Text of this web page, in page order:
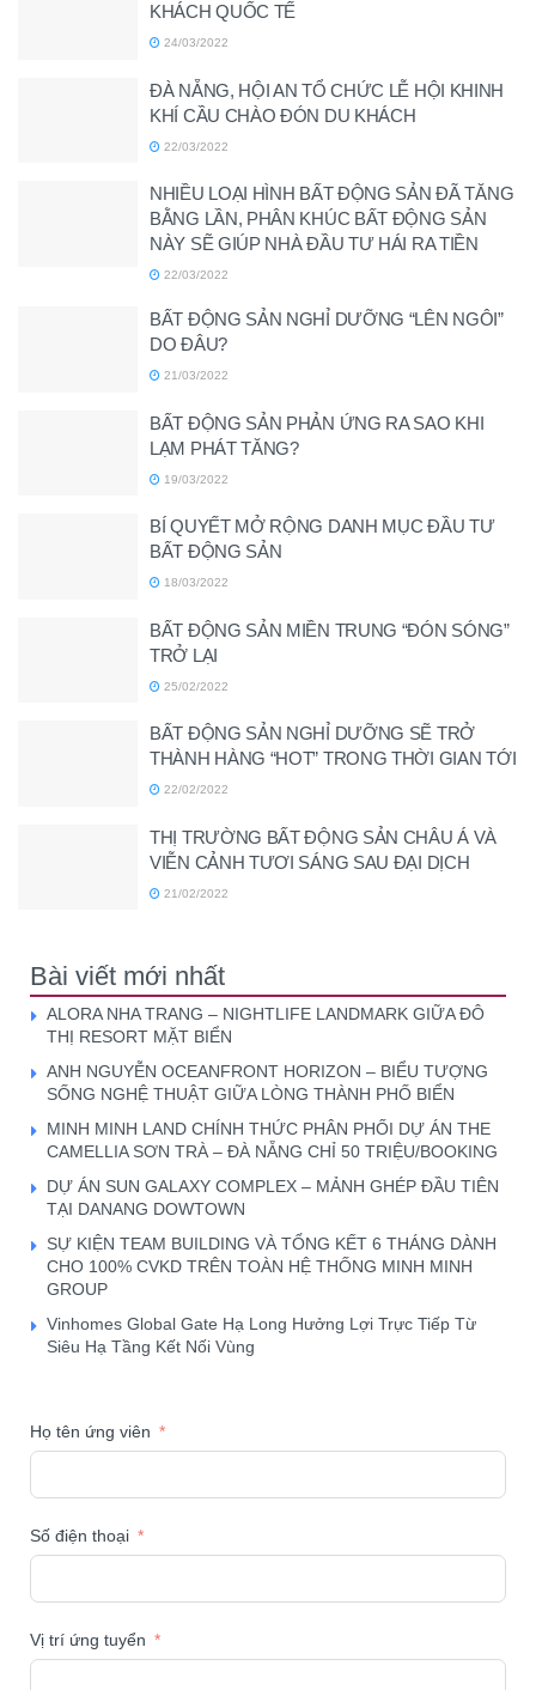
KHÁCH QUỐC TẾ
24/03/2022
ĐÀ NẴNG, HỘI AN TỔ CHỨC LỄ HỘI KHINH
KHÍ CẦU CHÀO ĐÓN DU KHÁCH
22/03/2022
NHIỀU LOẠI HÌNH BẤT ĐỘNG SẢN ĐÃ TĂNG
BẰNG LẦN, PHÂN KHÚC BẤT ĐỘNG SẢN
NÀY SẼ GIÚP NHÀ ĐẦU TƯ HÁI RA TIỀN
22/03/2022
BẤT ĐỘNG SẢN NGHỈ DƯỠNG “LÊN NGÔI”
DO ĐÂU?
21/03/2022
BẤT ĐỘNG SẢN PHẢN ỨNG RA SAO KHI
LẠM PHÁT TĂNG?
19/03/2022
BÍ QUYẾT MỞ RỘNG DANH MỤC ĐẦU TƯ
BẤT ĐỘNG SẢN
18/03/2022
BẤT ĐỘNG SẢN MIỀN TRUNG “ĐÓN SÓNG”
TRỞ LẠI
25/02/2022
BẤT ĐỘNG SẢN NGHỈ DƯỠNG SẼ TRỞ
THÀNH HÀNG “HOT” TRONG THỜI GIAN TỚI
22/02/2022
THỊ TRƯỜNG BẤT ĐỘNG SẢN CHÂU Á VÀ
VIỄN CẢNH TƯƠI SÁNG SAU ĐẠI DỊCH
21/02/2022
Bài viết mới nhất
ALORA NHA TRANG – NIGHTLIFE LANDMARK GIỮA ĐÔ
THỊ RESORT MẶT BIỂN
ANH NGUYỄN OCEANFRONT HORIZON – BIỂU TƯỢNG
SỐNG NGHỆ THUẬT GIỮA LÒNG THÀNH PHỐ BIỂN
MINH MINH LAND CHÍNH THỨC PHÂN PHỐI DỰ ÁN THE
CAMELLIA SƠN TRÀ – ĐÀ NẴNG CHỈ 50 TRIỆU/BOOKING
DỰ ÁN SUN GALAXY COMPLEX – MẢNH GHÉP ĐẦU TIÊN
TẠI DANANG DOWTOWN
SỰ KIỆN TEAM BUILDING VÀ TỔNG KẾT 6 THÁNG DÀNH
CHO 100% CVKD TRÊN TOÀN HỆ THỐNG MINH MINH
GROUP
Vinhomes Global Gate Hạ Long Hưởng Lợi Trực Tiếp Từ
Siêu Hạ Tầng Kết Nối Vùng
Họ tên ứng viên
Số điện thoại
Vị trí ứng tuyển